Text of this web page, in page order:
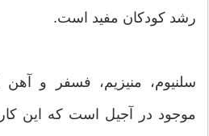
رشد کودکان مفید است.
سلنیوم، منیزیم، فسفر و
موجود در آجیل است که این